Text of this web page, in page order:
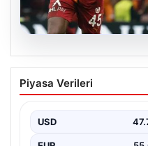
06.08.2026
Osimhen’den
teklifini reddetti
Piyasa Verileri
USD